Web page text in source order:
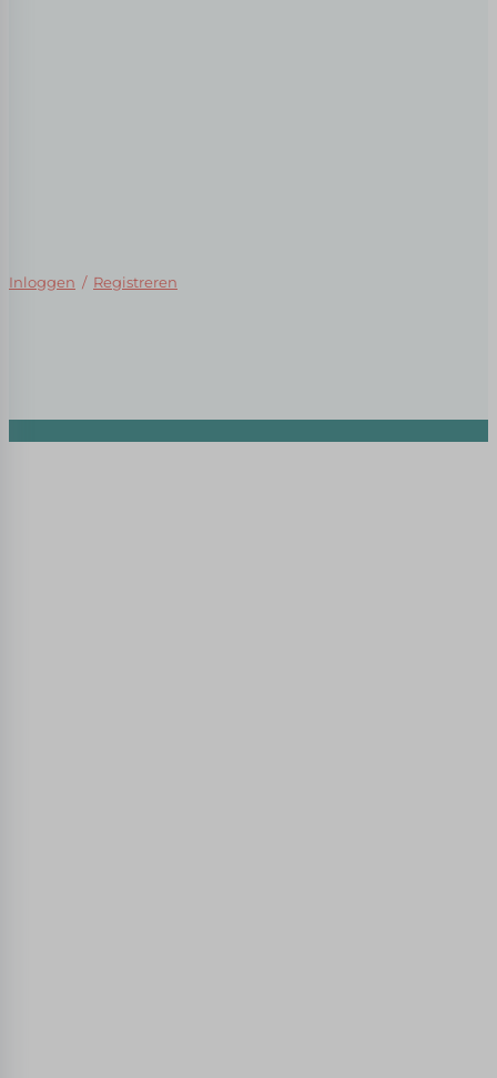
Inloggen / Registreren